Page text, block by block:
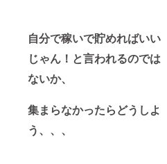
自分で稼いで貯めればいい
じゃん！と言われるのでは
ないか、
集まらなかったらどうしよ
う、、、